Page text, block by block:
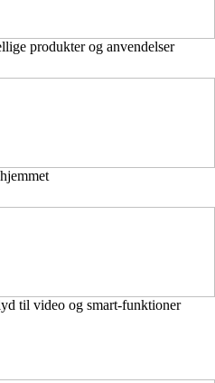
produkter og anvendelser
til video og smart-funktioner